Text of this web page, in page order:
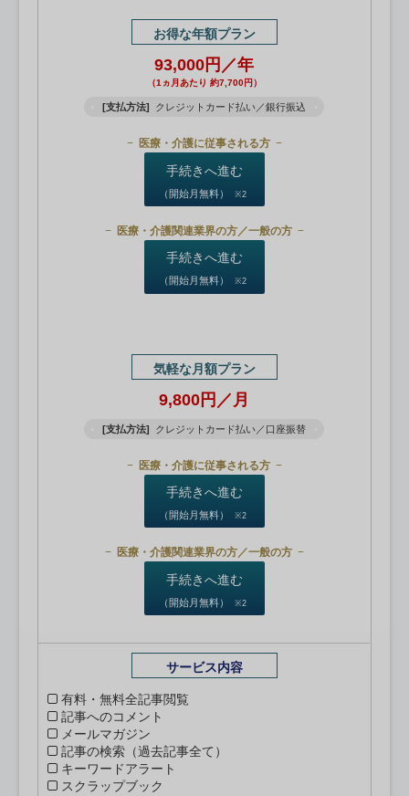
お得な年額プラン
93,000円／年
（1ヵ月あたり 約7,700円）
[支払方法] クレジットカード払い／銀行振込
医療・介護に従事される方
手続きへ進む
（開始月無料） ※2
医療・介護関連業界の方／一般の方
手続きへ進む
（開始月無料） ※2
気軽な月額プラン
9,800円／月
[支払方法] クレジットカード払い／口座振替
医療・介護に従事される方
手続きへ進む
（開始月無料） ※2
医療・介護関連業界の方／一般の方
手続きへ進む
（開始月無料） ※2
サービス内容
有料・無料全記事閲覧
記事へのコメント
メールマガジン
記事の検索（過去記事全て）
キーワードアラート
スクラップブック